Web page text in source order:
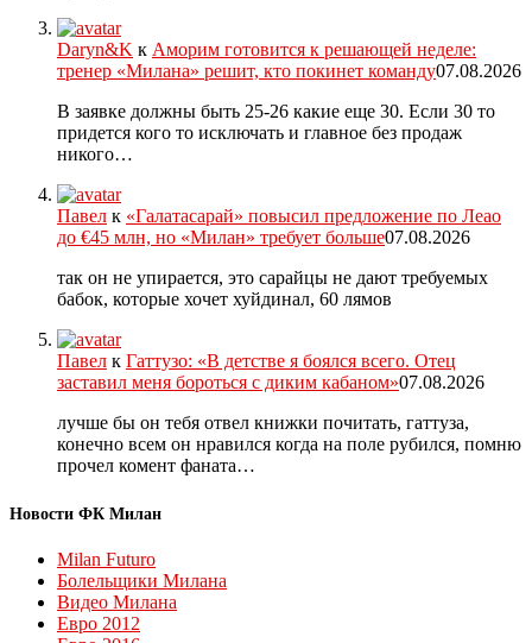
Daryn&K к Аморим готовится к решающей неделе:
тренер «Милана» решит, кто покинет команду07.08.2026
В заявке должны быть 25-26 какие еще 30. Если 30 то
придется кого то исключать и главное без продаж
никого…
Павел к «Галатасарай» повысил предложение по Леао
до €45 млн, но «Милан» требует больше07.08.2026
так он не упирается, это сарайцы не дают требуемых
бабок, которые хочет хуйдинал, 60 лямов
Павел к Гаттузо: «В детстве я боялся всего. Отец
заставил меня бороться с диким кабаном»07.08.2026
лучше бы он тебя отвел книжки почитать, гаттуза,
конечно всем он нравился когда на поле рубился, помню
прочел комент фаната…
Новости ФК Милан
Milan Futuro
Болельщики Милана
Видео Милана
Евро 2012